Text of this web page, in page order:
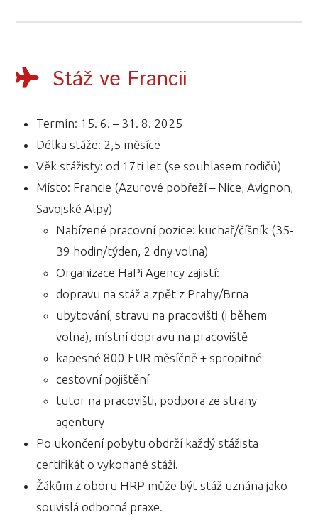
Stáž ve Francii
Termín: 15. 6. – 31. 8. 2025
Délka stáže: 2,5 měsíce
Věk stážisty: od 17ti let (se souhlasem rodičů)
Místo: Francie (Azurové pobřeží – Nice, Avignon,
Savojské Alpy)
Nabízené pracovní pozice: kuchař/číšník (35-
39 hodin/týden, 2 dny volna)
Organizace HaPi Agency zajistí:
dopravu na stáž a zpět z Prahy/Brna
ubytování, stravu na pracovišti (i během
volna), místní dopravu na pracoviště
kapesné 800 EUR měsíčně + spropitné
cestovní pojištění
tutor na pracovišti, podpora ze strany
agentury
Po ukončení pobytu obdrží každý stážista
certifikát o vykonané stáži.
Žákům z oboru HRP může být stáž uznána jako
souvislá odborná praxe.